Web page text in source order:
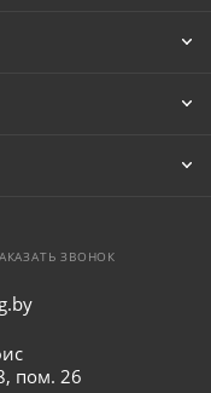
ЗВОНОК
пом. 26